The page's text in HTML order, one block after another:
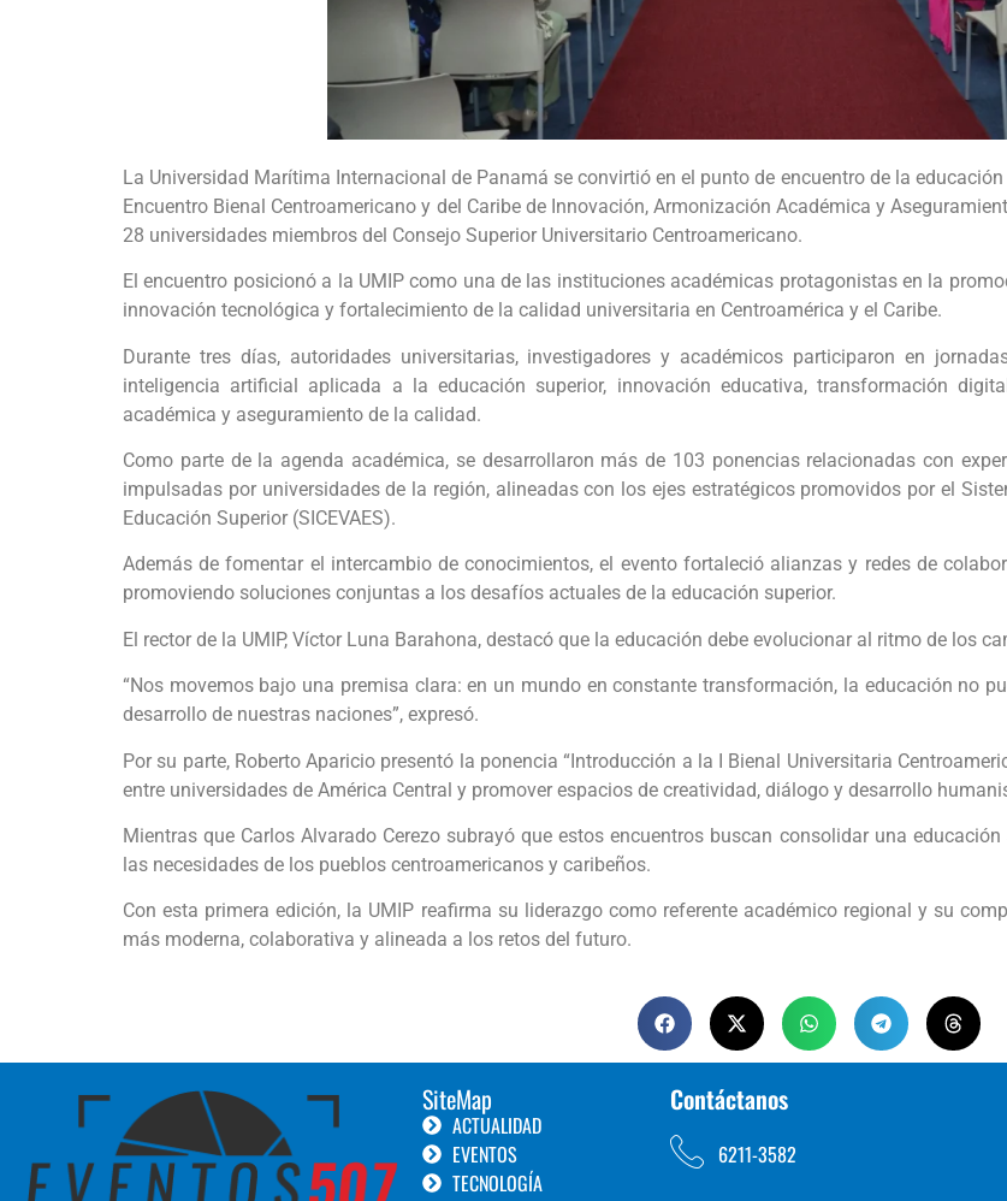
La Universidad Marítima Internacional de Panamá se convirtió en el punto de encuentro de la
Encuentro Bienal Centroamericano y del Caribe de Innovación, Armonización Académica y
28 universidades miembros del Consejo Superior Universitario Centroamericano.
El encuentro posicionó a la UMIP como una de las instituciones académicas protagonistas en la
innovación tecnológica y fortalecimiento de la calidad universitaria en Centroamérica y el Caribe.
Durante tres días, autoridades universitarias, investigadores y académicos participaron en
inteligencia artificial aplicada a la educación superior, innovación educativa, transformación
académica y aseguramiento de la calidad.
Como parte de la agenda académica, se desarrollaron más de 103 ponencias relacionadas con
impulsadas por universidades de la región, alineadas con los ejes estratégicos promovidos por el
Educación Superior (SICEVAES).
Además de fomentar el intercambio de conocimientos, el evento fortaleció alianzas y redes de
promoviendo soluciones conjuntas a los desafíos actuales de la educación superior.
El rector de la UMIP, Víctor Luna Barahona, destacó que la educación debe evolucionar al ritmo de los
“Nos movemos bajo una premisa clara: en un mundo en constante transformación, la educación no
desarrollo de nuestras naciones”, expresó.
Por su parte, Roberto Aparicio presentó la ponencia “Introducción a la I Bienal Universitaria
entre universidades de América Central y promover espacios de creatividad, diálogo y desarrollo
Mientras que Carlos Alvarado Cerezo subrayó que estos encuentros buscan consolidar una
las necesidades de los pueblos centroamericanos y caribeños.
Con esta primera edición, la UMIP reafirma su liderazgo como referente académico regional y su
más moderna, colaborativa y alineada a los retos del futuro.
SiteMap
ACTUALIDAD
EVENTOS
TECNOLOGÍA
Contáctanos
6211-3582